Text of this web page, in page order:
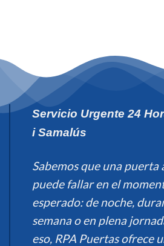
Servicio Urgente 24
i Samalús
Sabemos que una puerta
puede fallar en el
esperado: de noche,
semana o en plena
eso, RPA Puertas ofrece